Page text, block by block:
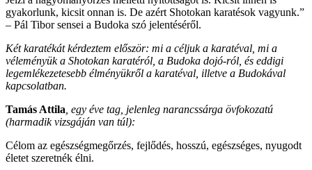
gyakorlunk, kicsit onnan is. De azért Shotokan karatésok vagyunk.”
– Pál Tibor sensei a Budoka szó jelentéséről.
Két karatékát kérdeztem először: mi a céljuk a karatéval, mi a
véleményük a Shotokan karatéról, a Budoka dojó-ról, és eddigi
legemlékezetesebb élményükről a karatéval, illetve a Budokával
kapcsolatban.
Tamás Attila , egy éve tag, jelenleg narancssárga övfokozatú
(harmadik vizsgáján van túl):
Célom az egészségmegőrzés, fejlődés, hosszú, egészséges, nyugodt
életet szeretnék élni.